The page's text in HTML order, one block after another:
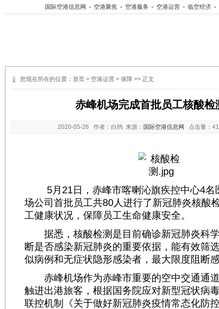
国际空港信息网 - 空港聚焦 - 空港服务 - 空港运营 - 临空经济 -
您现在所在的位置： 首页 > 空港运营 > 保障 >> 正文
赤峰机场完成首批员工核酸检
2020-05-26 作者：白鸽 来源： 国际空港信息网 点击量：
5月21日，赤峰市喀喇沁旗疾控中心4名
场公司首批员工共80人进行了新冠肺炎核酸
工健康状况，保障员工生命健康安全。
据悉，核酸检测是目前确诊新冠肺炎科
断是否感染新冠肺炎的重要依据，能有效筛
似病例和无症状隐形感染者，最大限度阻断
赤峰机场作为赤峰市重要的空中交通通
触进出港旅客，根据国务院应对新型冠状病
联控机制《关于做好新冠肺炎疫情常态化防